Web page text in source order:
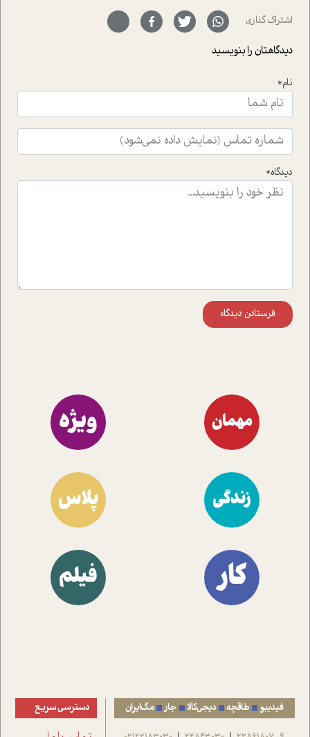
سر نهاده است و نیز کرامت عزیز زاده؛ سفیر صلح و دوستی که
با رکاب زدن در بیش از هفتاد کشور و کاشتن درخت، به نماد
حمایت از محیط زیست و منابع طبیعی تبدیل گشته
است.فصل روایت اجنبی ها در این شماره به دو موضوع
ای که به زندگی شگفت انگیز جین گودال و تاثیرات کاوش های
ایشان در حوزه ی شامپانزه ها بر زندگی امروزی ما نگاهی
افکنده است.فصل اتاق 333 شما را پای صحبت یک تجربه ی
واقعی در ارتباط با اختلال شخصیت اسکزوئید و مشکلات و نیز
راهکارهای حل آن قرار می دهد که در اتاق درمان اتفاق افتاده
موثرترین راهکارهای استفاده از هوش مصنوعی در حوزه های
اشتراک گذاری
دیدگاهتان را بنویسید
نام*
دیدگاه*
فرستادن دیدگاه
مهمان ویژه
زندگی پلاس
کار فیلم
فیدیبو طاقچه دیجی‌کالا جار مگ‌ایران دسترسی سریع